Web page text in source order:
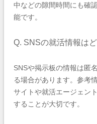
中などの隙間時間にも確
能です。
Q. SNSの就活情報は
SNSや掲示板の情報は匿
る場合があります。参考
サイトや就活エージェン
することが大切です。